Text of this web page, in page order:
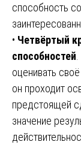
способность
• Четвёртый
способностей
оценивать
он проходит
предстоящей
значение